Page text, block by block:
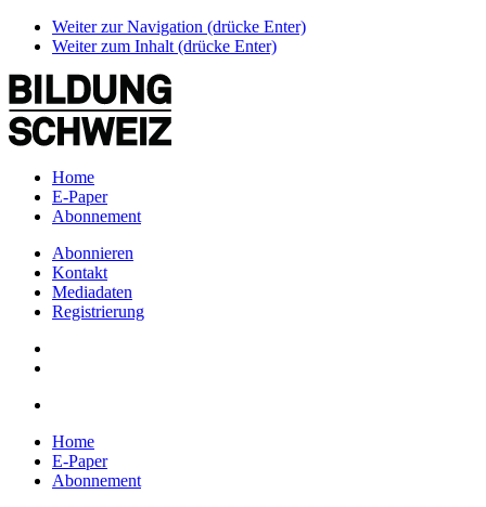
Weiter zur Navigation (drücke Enter)
Weiter zum Inhalt (drücke Enter)
Home
E-Paper
Abonnement
Abonnieren
Kontakt
Mediadaten
Registrierung
Home
E-Paper
Abonnement